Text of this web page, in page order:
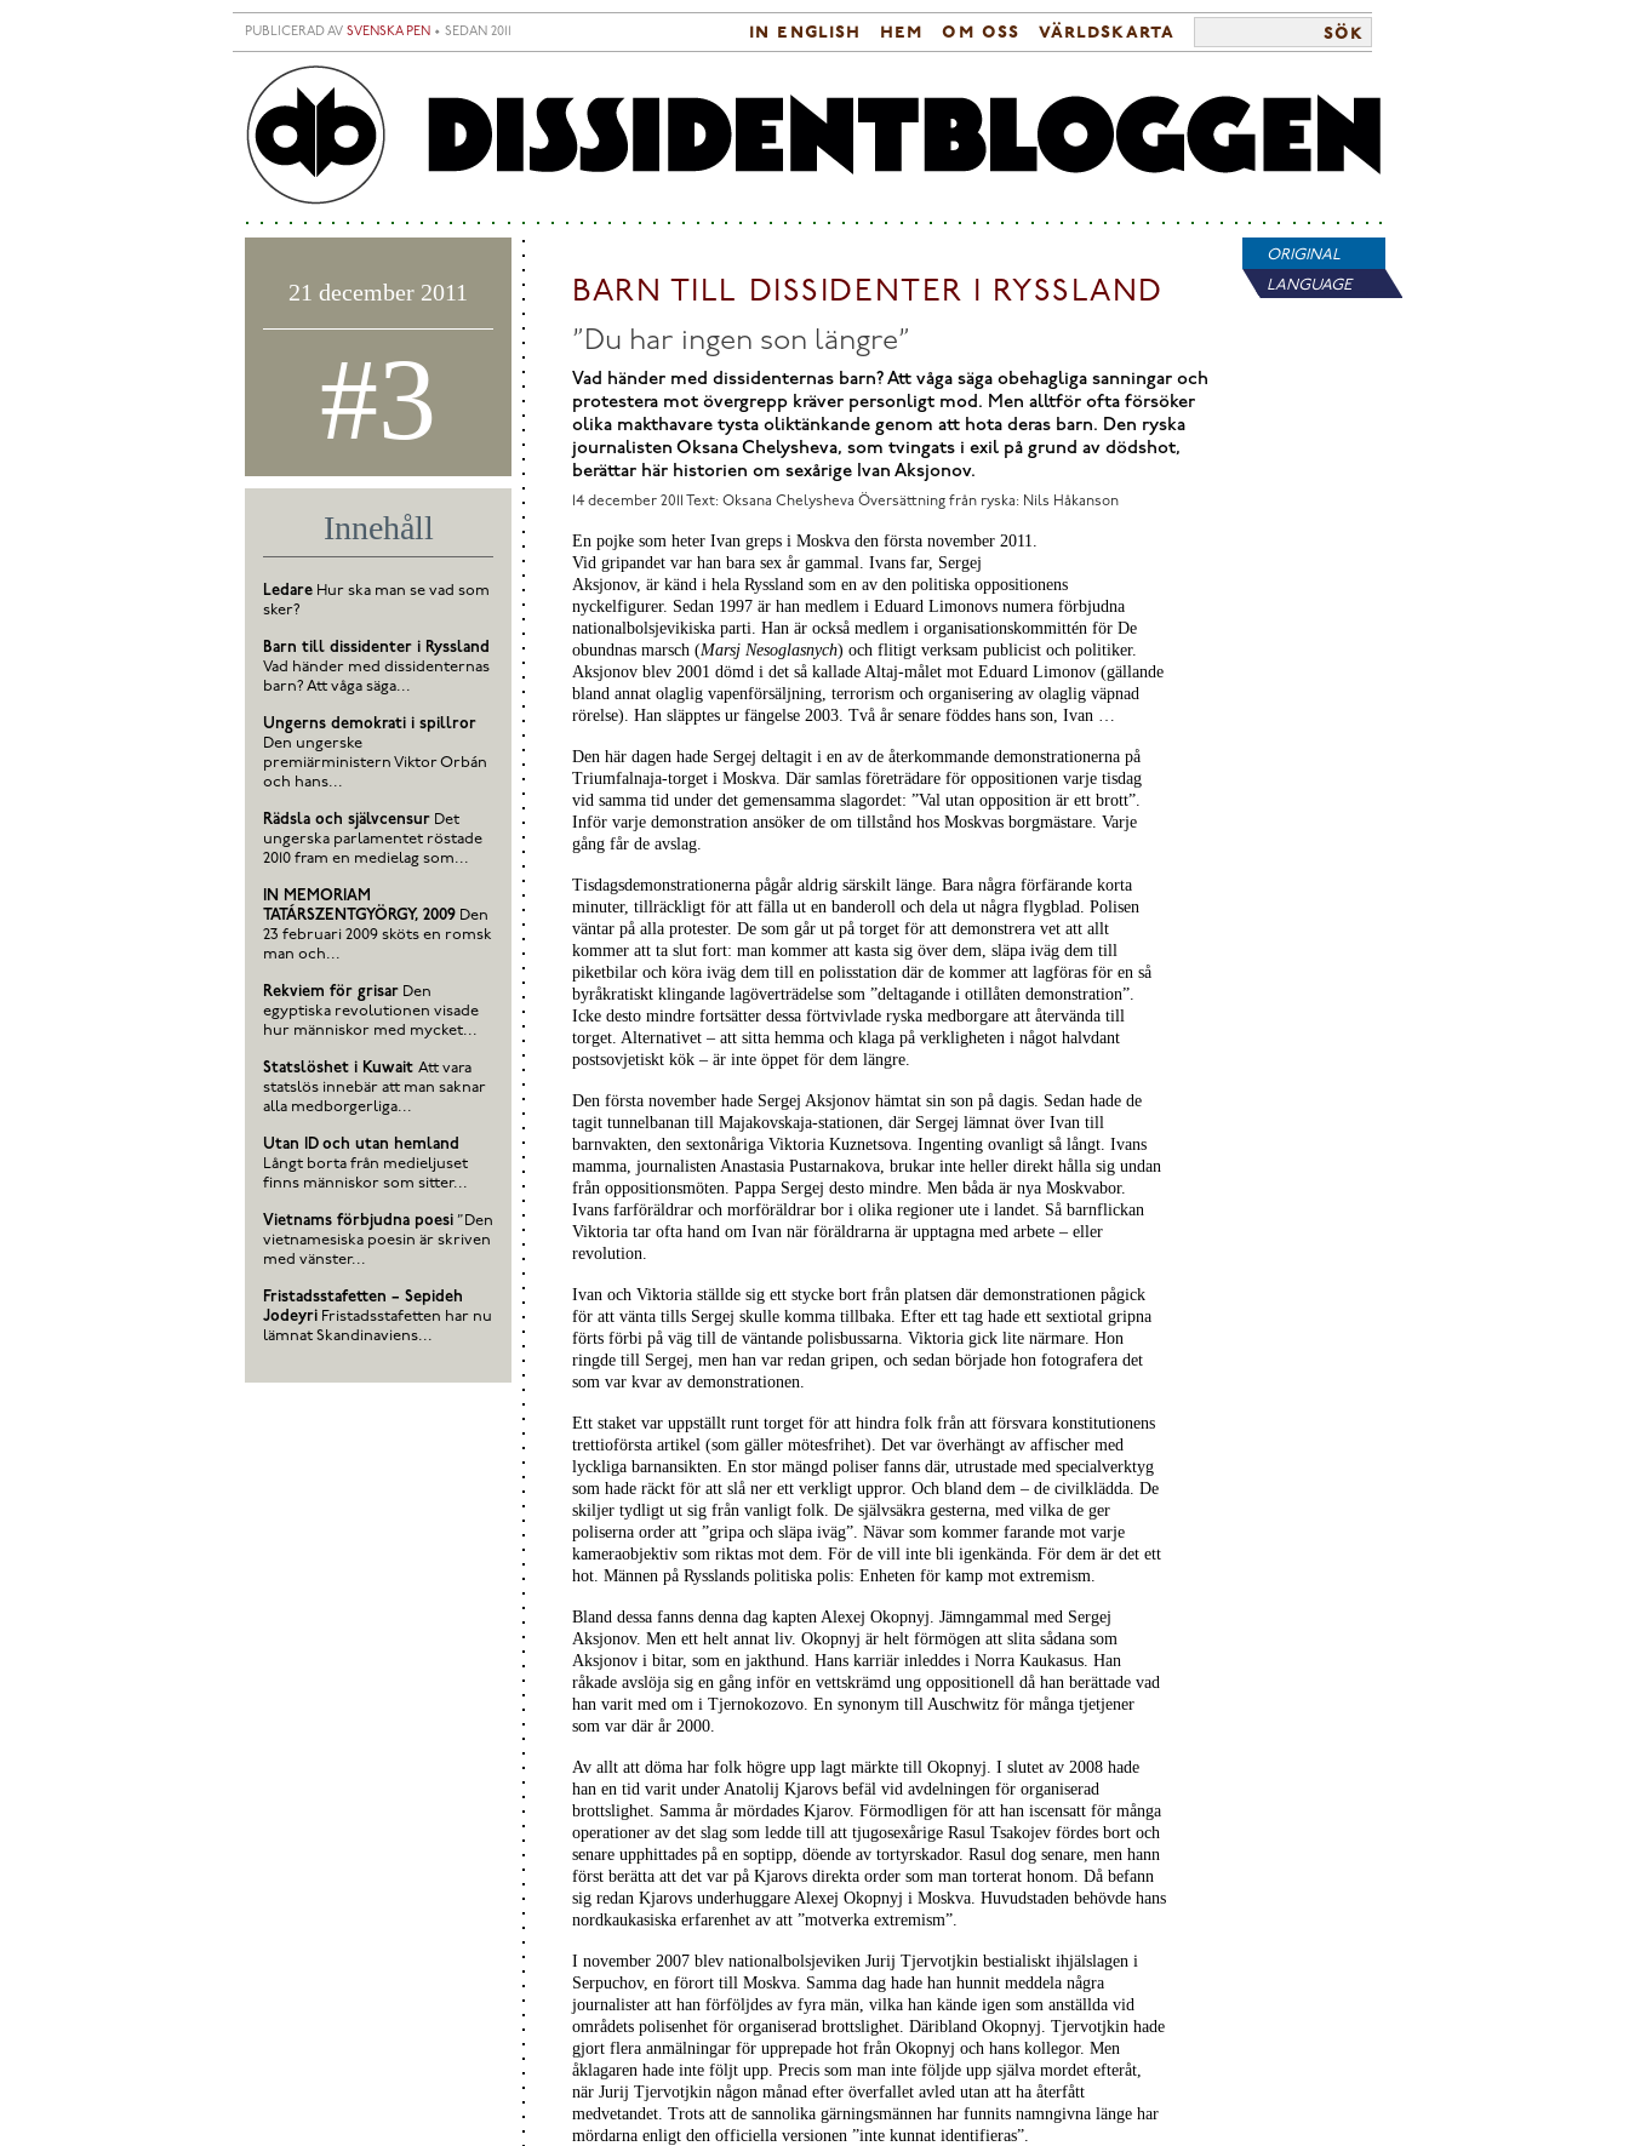
in english
Huvudmeny
hem om oss världskarta sök
PUBLICERAD AV SVENSKA PEN • SEDAN 2011
BARN TILL DISSIDENTER I RYSSLAND
”Du har ingen son längre”
Vad händer med dissidenternas barn? Att våga säga obehagliga sanningar och
protestera mot övergrepp kräver personligt mod. Men alltför ofta försöker
olika makthavare tysta oliktänkande genom att hota deras barn. Den ryska
journalisten Oksana Chelysheva, som tvingats i exil på grund av dödshot,
berättar här historien om sexårige Ivan Aksjonov.
14 december 2011 Text: Oksana Chelysheva Översättning från ryska: Nils Håkanson
En pojke som heter Ivan greps i Moskva den första november 2011.
Vid gripandet var han bara sex år gammal. Ivans far, Sergej
Aksjonov, är känd i hela Ryssland som en av den politiska oppositionens
nyckelfigurer. Sedan 1997 är han medlem i Eduard Limonovs numera förbjudna
nationalbolsjevikiska parti. Han är också medlem i organisationskommittén för De
obundnas marsch (Marsj Nesoglasnych) och flitigt verksam publicist och politiker.
Aksjonov blev 2001 dömd i det så kallade Altaj-målet mot Eduard Limonov (gällande
bland annat olaglig vapenförsäljning, terrorism och organisering av olaglig väpnad
rörelse). Han släpptes ur fängelse 2003. Två år senare föddes hans son, Ivan …
Den här dagen hade Sergej deltagit i en av de återkommande demonstrationerna på
Triumfalnaja-torget i Moskva. Där samlas företrädare för oppositionen varje tisdag
vid samma tid under det gemensamma slagordet: ”Val utan opposition är ett brott”.
Inför varje demonstration ansöker de om tillstånd hos Moskvas borgmästare. Varje
gång får de avslag.
Tisdagsdemonstrationerna pågår aldrig särskilt länge. Bara några förfärande korta
minuter, tillräckligt för att fälla ut en banderoll och dela ut några flygblad. Polisen
väntar på alla protester. De som går ut på torget för att demonstrera vet att allt
kommer att ta slut fort: man kommer att kasta sig över dem, släpa iväg dem till
piketbilar och köra iväg dem till en polisstation där de kommer att lagföras för en så
byråkratiskt klingande lagöverträdelse som ”deltagande i otillåten demonstration”.
Icke desto mindre fortsätter dessa förtvivlade ryska medborgare att återvända till
torget. Alternativet – att sitta hemma och klaga på verkligheten i något halvdant
postsovjetiskt kök – är inte öppet för dem längre.
Den första november hade Sergej Aksjonov hämtat sin son på dagis. Sedan hade de
tagit tunnelbanan till Majakovskaja-stationen, där Sergej lämnat över Ivan till
barnvakten, den sextonåriga Viktoria Kuznetsova. Ingenting ovanligt så långt. Ivans
mamma, journalisten Anastasia Pustarnakova, brukar inte heller direkt hålla sig undan
från oppositionsmöten. Pappa Sergej desto mindre. Men båda är nya Moskvabor.
Ivans farföräldrar och morföräldrar bor i olika regioner ute i landet. Så barnflickan
Viktoria tar ofta hand om Ivan när föräldrarna är upptagna med arbete – eller
revolution.
Ivan och Viktoria ställde sig ett stycke bort från platsen där demonstrationen pågick
för att vänta tills Sergej skulle komma tillbaka. Efter ett tag hade ett sextiotal gripna
förts förbi på väg till de väntande polisbussarna. Viktoria gick lite närmare. Hon
ringde till Sergej, men han var redan gripen, och sedan började hon fotografera det
som var kvar av demonstrationen.
Ett staket var uppställt runt torget för att hindra folk från att försvara konstitutionens
trettioförsta artikel (som gäller mötesfrihet). Det var överhängt av affischer med
lyckliga barnansikten. En stor mängd poliser fanns där, utrustade med specialverktyg
som hade räckt för att slå ner ett verkligt uppror. Och bland dem – de civilklädda. De
skiljer tydligt ut sig från vanligt folk. De självsäkra gesterna, med vilka de ger
poliserna order att ”gripa och släpa iväg”. Nävar som kommer farande mot varje
kameraobjektiv som riktas mot dem. För de vill inte bli igenkända. För dem är det ett
hot. Männen på Rysslands politiska polis: Enheten för kamp mot extremism.
Bland dessa fanns denna dag kapten Alexej Okopnyj. Jämngammal med Sergej
Aksjonov. Men ett helt annat liv. Okopnyj är helt förmögen att slita sådana som
Aksjonov i bitar, som en jakthund. Hans karriär inleddes i Norra Kaukasus. Han
råkade avslöja sig en gång inför en vettskrämd ung oppositionell då han berättade vad
han varit med om i Tjernokozovo. En synonym till Auschwitz för många tjetjener
som var där år 2000.
Av allt att döma har folk högre upp lagt märkte till Okopnyj. I slutet av 2008 hade
han en tid varit under Anatolij Kjarovs befäl vid avdelningen för organiserad
brottslighet. Samma år mördades Kjarov. Förmodligen för att han iscensatt för många
operationer av det slag som ledde till att tjugosexårige Rasul Tsakojev fördes bort och
senare upphittades på en soptipp, döende av tortyrskador. Rasul dog senare, men hann
först berätta att det var på Kjarovs direkta order som man torterat honom. Då befann
sig redan Kjarovs underhuggare Alexej Okopnyj i Moskva. Huvudstaden behövde hans
nordkaukasiska erfarenhet av att ”motverka extremism”.
I november 2007 blev nationalbolsjeviken Jurij Tjervotjkin bestialiskt ihjälslagen i
Serpuchov, en förort till Moskva. Samma dag hade han hunnit meddela några
journalister att han förföljdes av fyra män, vilka han kände igen som anställda vid
områdets polisenhet för organiserad brottslighet. Däribland Okopnyj. Tjervotjkin hade
gjort flera anmälningar för upprepade hot från Okopnyj och hans kollegor. Men
åklagaren hade inte följt upp. Precis som man inte följde upp själva mordet efteråt,
när Jurij Tjervotjkin någon månad efter överfallet avled utan att ha återfått
medvetandet. Trots att de sannolika gärningsmännen har funnits namngivna länge har
mördarna enligt den officiella versionen ”inte kunnat identifieras”.
ORIGINAL
LANGUAGE
21 december 2011
#3
Innehåll
Ledare Hur ska man se vad som
sker?
Barn till dissidenter i Ryssland
Vad händer med dissidenternas
barn? Att våga säga...
Ungerns demokrati i spillror
Den ungerske
premiärministern Viktor Orbán
och hans...
Rädsla och självcensur Det
ungerska parlamentet röstade
2010 fram en medielag som...
IN MEMORIAM
TATÁRSZENTGYÖRGY, 2009 Den
23 februari 2009 sköts en romsk
man och...
Rekviem för grisar Den
egyptiska revolutionen visade
hur människor med mycket...
Statslöshet i Kuwait Att vara
statslös innebär att man saknar
alla medborgerliga...
Utan ID och utan hemland
Långt borta från medieljuset
finns människor som sitter...
Vietnams förbjudna poesi ”Den
vietnamesiska poesin är skriven
med vänster...
Fristadsstafetten – Sepideh
Jodeyri Fristadsstafetten har nu
lämnat Skandinaviens...